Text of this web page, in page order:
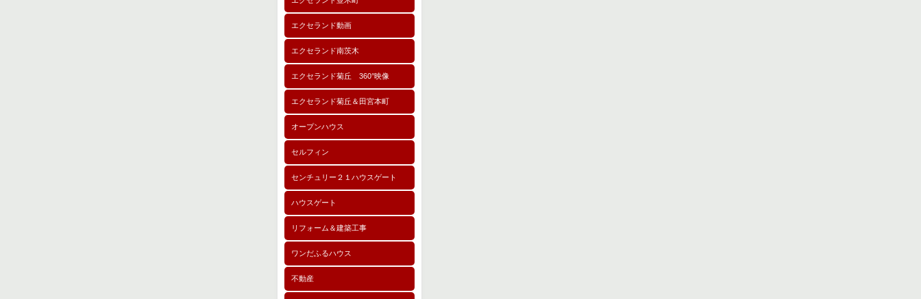
エクセランド動画
エクセランド南茨木
エクセランド菊丘 360°映像
エクセランド菊丘＆田宮本町
オープンハウス
セルフィン
センチュリー２１ハウスゲート
ハウスゲート
リフォーム＆建築工事
ワンだふるハウス
不動産